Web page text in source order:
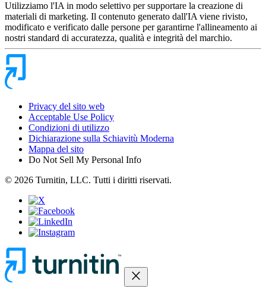
Utilizziamo l'IA in modo selettivo per supportare la creazione di
materiali di marketing. Il contenuto generato dall'IA viene rivisto,
modificato e verificato dalle persone per garantirne l'allineamento ai
nostri standard di accuratezza, qualità e integrità del marchio.
Privacy del sito web
Acceptable Use Policy
Condizioni di utilizzo
Dichiarazione sulla Schiavitù Moderna
Mappa del sito
Do Not Sell My Personal Info
© 2026 Turnitin, LLC. Tutti i diritti riservati.
close